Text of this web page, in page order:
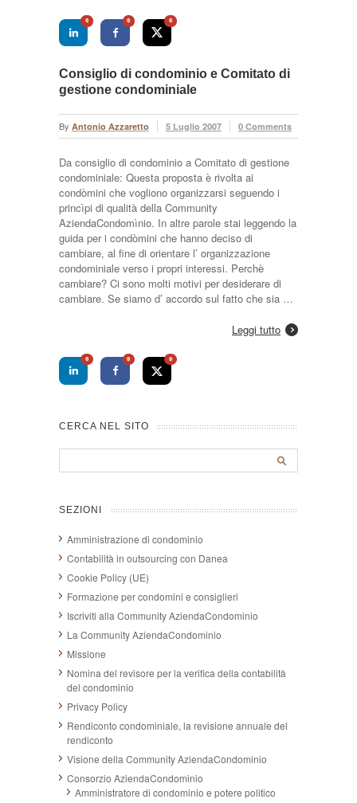
0 0 0
Consiglio di condominio e Comitato di
gestione condominiale
By Antonio Azzaretto 5 Luglio 2007 0 Comments
Da consiglio di condominio a Comitato di gestione
condominiale: Questa proposta è rivolta ai
condòmini che vogliono organizzarsi seguendo i
princìpi di qualità della Community
AziendaCondomìnio. In altre parole stai leggendo la
guida per i condòmini che hanno deciso di
cambiare, al fine di orientare l’ organizzazione
condominiale verso i propri interessi. Perchè
cambiare? Ci sono molti motivi per desiderare di
cambiare. Se siamo d’ accordo sul fatto che sia …
Leggi tutto
0 0 0
CERCA NEL SITO
SEZIONI
Amministrazione di condominio
Contabilità in outsourcing con Danea
Cookie Policy (UE)
Formazione per condomini e consiglieri
Iscriviti alla Community AziendaCondominio
La Community AziendaCondominio
Missione
Nomina del revisore per la verifica della contabilità
del condominio
Privacy Policy
Rendiconto condominiale, la revisione annuale del
rendiconto
Visione della Community AziendaCondominio
Consorzio AziendaCondominio
Amministratore di condominio e potere politico